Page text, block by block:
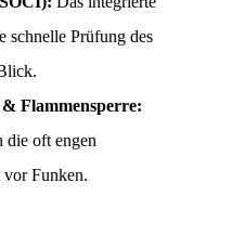
schnelle Prüfung des
Flammensperre:
die oft engen
vor Funken.